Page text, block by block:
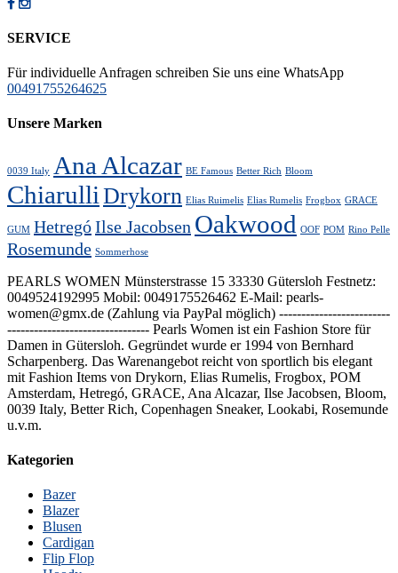
SERVICE
Für individuelle Anfragen schreiben Sie uns eine WhatsApp
00491755264625
Unsere Marken
0039 Italy Ana Alcazar BE Famous Better Rich Bloom
Chiarulli Drykorn Elias Ruimelis Elias Rumelis Frogbox GRACE
GUM HetregóIlse Jacobsen Oakwood OOF POM Rino Pelle
Rosemunde Sommerhose
PEARLS WOMEN Münsterstrasse 15 33330 Gütersloh Festnetz:
0049524192995 Mobil: 0049175526462 E-Mail: pearls-
women@gmx.de (Zahlung via PayPal möglich) -------------------------
-------------------------------- Pearls Women ist ein Fashion Store für
Damen in Gütersloh. Gegründet wurde er 1994 von Bernhard
Scharpenberg. Das Warenangebot reicht von sportlich bis elegant
mit Fashion Items von Drykorn, Elias Rumelis, Frogbox, POM
Amsterdam, Hetregó, GRACE, Ana Alcazar, Ilse Jacobsen, Bloom,
0039 Italy, Better Rich, Copenhagen Sneaker, Lookabi, Rosemunde
u.v.m.
Kategorien
Bazer
Blazer
Blusen
Cardigan
Flip Flop